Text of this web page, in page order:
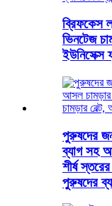
ব্রিফকেস
ভিনটেজ
ইউনিসেক্স
পুরুষদের
ব্যাগ সহ
শীর্ষ
পুরুষদের